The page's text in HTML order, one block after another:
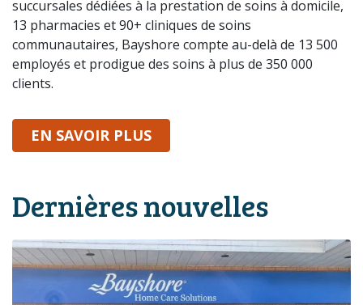
succursales dédiées à la prestation de soins à domicile,
13 pharmacies et 90+ cliniques de soins
communautaires, Bayshore compte au-delà de 13 500
employés et prodigue des soins à plus de 350 000
clients.
EN SAVOIR PLUSSUR BAYSHORE
Dernières nouvelles